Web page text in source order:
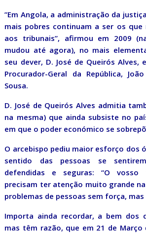
”Em Angola, a administração da
mais pobres continuam a ser os que
aos tribunais”, afirmou em 2009
mudou até agora), no mais
seu dever, D. José de Queirós Alves,
Procurador-Geral da República,
Sousa.
D. José de Queirós Alves admitia
na mesma) que ainda subsiste no
em que o poder económico se
O arcebispo pediu maior esforço dos
sentido das pessoas se
defendidas e seguras: “O
precisam ter atenção muito grande
problemas de pessoas sem força, mas
Importa ainda recordar, a bem dos
mas têm razão, que em 21 de Março